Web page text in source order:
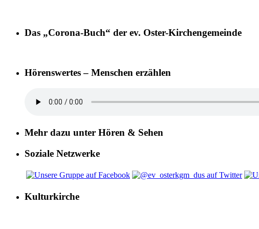
Das „Corona-Buch“ der ev. Oster-Kirchengemeinde
Hörenswertes – Menschen erzählen
Mehr dazu unter Hören & Sehen
Soziale Netzwerke
Kulturkirche